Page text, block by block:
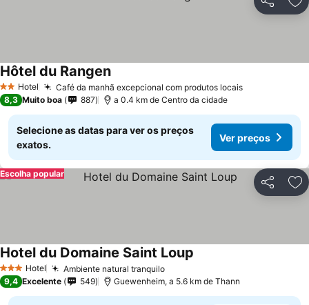
Partilhar
2 Estrelas
Hotel Café da manhã excepcional com produtos locais
Hôtel du Rangen
8,3 Muito boa 887 a 0.4 km de Centro da cidade
Selecione as datas para ver os preços
exatos.
Ver preços
Partilhar
Escolha popular
3 EstrelasHotel Ambiente natural tranquilo
Hotel du Domaine Saint Loup
9,4 Excelente 549 Guewenheim, a 5.6 km de Thann